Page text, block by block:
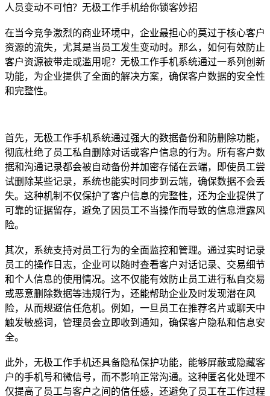
人员变动不可怕？无极工作手机给你锁客妙招
在当今竞争激烈的商业环境中，企业最担心的莫过于核心客户
资源的流失，尤其是当员工发生变动时。那么，如何有效防止
客户资源被带走或滥用呢？无极工作手机系统通过一系列创新
功能，为企业提供了全面的解决方案，确保客户数据的安全性
和完整性。
首先，无极工作手机系统通过强大的数据备份和防删除功能，
彻底杜绝了员工私自删除对话或客户信息的行为。所有客户数
据和沟通记录都会被自动备份并加密存储在云端，即使员工尝
试删除某些记录，系统也能实时同步到云端，确保数据不会丢
失。这种机制不仅保护了客户信息的完整性，还为企业提供了
可靠的证据留存，避免了因员工不当操作而导致的信息泄露风
险。
其次，系统支持对员工行为的全面监控和管理。通过实时记录
员工的操作日志，企业可以随时查看客户对话记录、交易细节
和个人信息的使用情况。这不仅能有效防止员工进行私自交易
或恶意删除数据等违规行为，还能帮助企业及时发现潜在风
险，从而规避信任危机。例如，一旦员工在推荐名片或聊天中
触发敏感词，管理员会立即收到通知，确保客户隐私和信息安
全。
此外，无极工作手机还具备隐私保护功能，能够屏蔽或隐藏客
户的手机号和微信号，而不影响正常沟通。这种匿名化处理不
仅提高了员工与客户之间的信任感，还避免了员工在工作过程